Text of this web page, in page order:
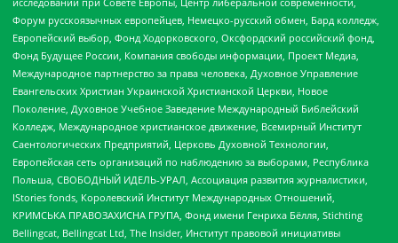
Форум русскоязычных европейцев, Немецко-русский обмен, Бард колледж,
Европейский выбор, Фонд Ходорковского, Оксфордский российский фонд,
Фонд Будущее России, Компания свободы информации, Проект Медиа,
Международное партнерство за права человека, Духовное Управление
Евангельских Христиан Украинской Христианской Церкви, Новое
Поколение, Духовное Учебное Заведение Международный Библейский
Колледж, Международное христианское движение, Всемирный Институт
Саентологических Предприятий, Церковь Духовной Технологии,
Европейская сеть организаций по наблюдению за выборами, Республика
Польша, СВОБОДНЫЙ ИДЕЛЬ-УРАЛ, Ассоциация развития журналистики,
IStories fonds, Королевский Институт Международных Отношений,
КРИМСЬКА ПРАВОЗАХИСНА ГРУПА, Фонд имени Генриха Бёлля, Stichting
Bellingcat, Bellingcat Ltd, The Insider, Институт правовой инициативы